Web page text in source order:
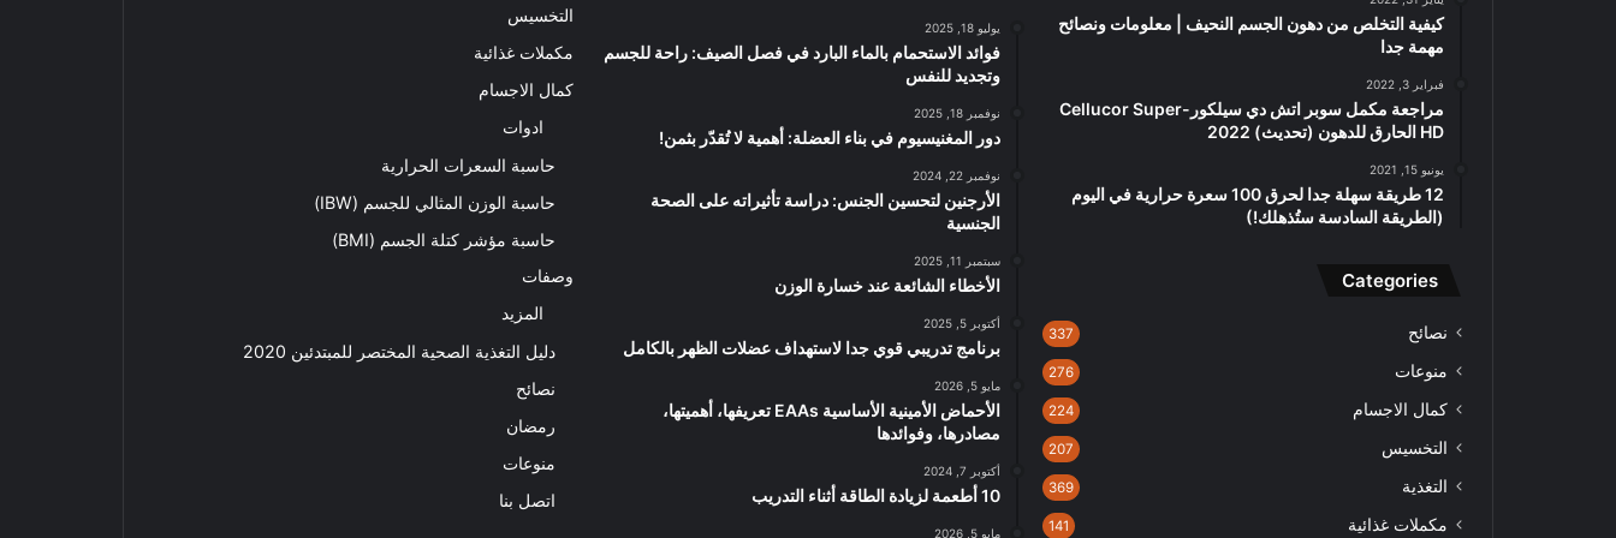
كيفية التخلص من دهون الجسم النحيف | معلومات ونصائح
مهمة جدا
فبراير 3, 2022
مراجعة مكمل سوبر اتش دي سيلكور-Cellucor Super
HD الحارق للدهون (تحديث) 2022
يونيو 15, 2021
12 طريقة سهلة جدا لحرق 100 سعرة حرارية في اليوم
(الطريقة السادسة ستُذهلك!)
Categories
نصائح 337
منوعات 276
كمال الاجسام 224
التخسيس 207
التغذية 369
مكملات غذائية 141
يوليو 18, 2025
فوائد الاستحمام بالماء البارد في فصل الصيف: راحة للجسم
وتجديد للنفس
نوفمبر 18, 2025
دور المغنيسيوم في بناء العضلة: أهمية لا تُقدّر بثمن!
نوفمبر 22, 2024
الأرجنين لتحسين الجنس: دراسة تأثيراته على الصحة
الجنسية
سبتمبر 11, 2025
الأخطاء الشائعة عند خسارة الوزن
أكتوبر 5, 2025
برنامج تدريبي قوي جدا لاستهداف عضلات الظهر بالكامل
مايو 5, 2026
الأحماض الأمينية الأساسية EAAs تعريفها، أهميتها،
مصادرها، وفوائدها
أكتوبر 7, 2024
10 أطعمة لزيادة الطاقة أثناء التدريب
مايو 5, 2026
التخسيس
مكملات غذائية
كمال الاجسام
ادوات
حاسبة السعرات الحرارية
حاسبة الوزن المثالي للجسم (IBW)
حاسبة مؤشر كتلة الجسم (BMI)
وصفات
المزيد
دليل التغذية الصحية المختصر للمبتدئين 2020​
نصائح
رمضان
منوعات
اتصل بنا